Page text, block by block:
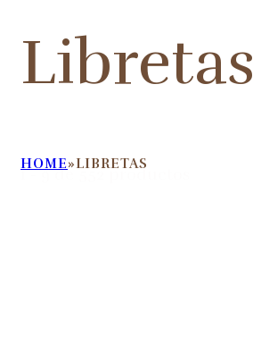
Libretas
HOME LIBRETAS
1 - 9 de 552 productos